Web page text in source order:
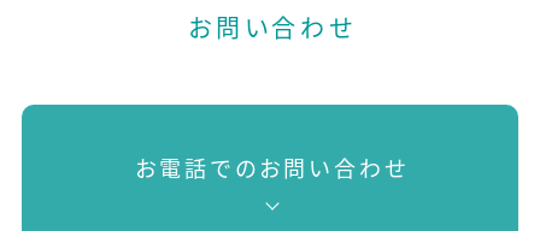
お問い合わせ
お電話でのお問い合わせ